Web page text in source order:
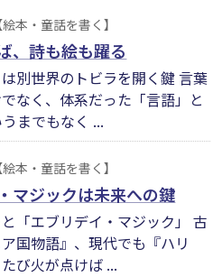
絵本・童話を書く】
、詩も絵も躍る
は別世界のトビラを開く鍵 言葉
なく、体系だった「言語」と
までもなく ...
絵本・童話を書く】
マジックは未来への鍵
「エブリデイ・マジック」 古
国物語』、現代でも『ハリ
び火が点けば ...